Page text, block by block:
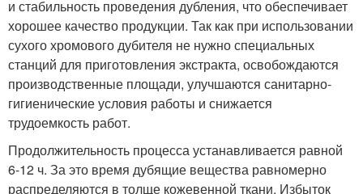
и стабильность проведения дубления, что обеспечивает
хорошее качество продукции. Так как при использовании
сухого хромового дубителя не нужно специальных
станций для приготовления экстракта, освобождаются
производственные площади, улучшаются санитарно-
гигиенические условия работы и снижается
трудоемкость работ.
Продолжительность процесса устанавливается равной
6-12 ч. За это время дубящие вещества равномерно
распределяются в толще кожевенной ткани. Избыток